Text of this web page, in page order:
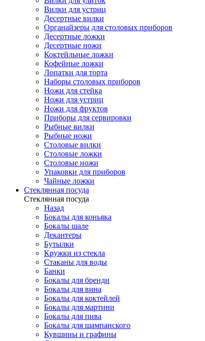
Вилки для устриц
Десертные вилки
Органайзеры для столовых приборов
Десертные ложки
Десертные ножи
Коктейльные ложки
Кофейные ложки
Лопатки для торта
Наборы столовых приборов
Ножи для стейка
Ножи для устриц
Ножи для фруктов
Приборы для сервировки
Рыбные вилки
Рыбные ножи
Столовые вилки
Столовые ложки
Столовые ножи
Упаковки для приборов
Чайные ложки
Стеклянная посуда
Стеклянная посуда
Назад
Бокалы для коньяка
Бокалы шале
Декантеры
Бутылки
Кружки из стекла
Стаканы для воды
Банки
Бокалы для бренди
Бокалы для вина
Бокалы для коктейлей
Бокалы для мартини
Бокалы для пива
Бокалы для шампанского
Кувшины и графины